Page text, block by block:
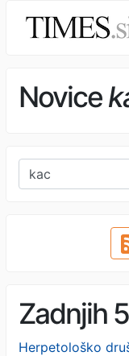
Novice
Zadnjih
Herpetološko